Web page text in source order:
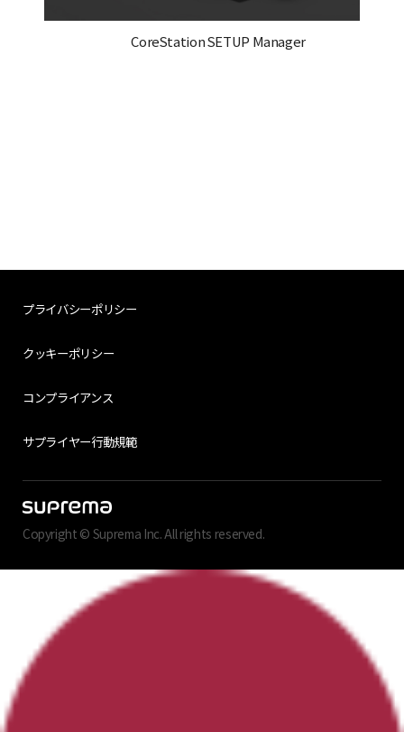
CoreStation SETUP Manager
プライバシーポリシー
クッキーポリシー
コンプライアンス
サプライヤー行動規範
Copyright © Suprema Inc. All rights reserved.